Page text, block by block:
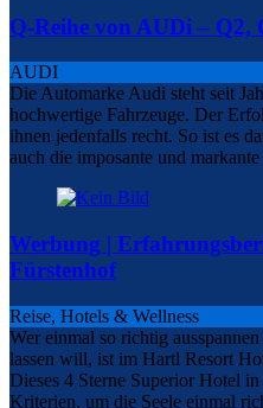
Q-Reihe von AUDi – Q2,
AUDI
Die Automarke Audi steht seit
hochwertige Fahrzeuge. Der
ihnen jedenfalls recht. So ist es
auch die imposante und
Werbung |
Fürstenhof
Reise, Hotels & Wellness
Wer einmal so richtig
lassen will, ist im Hartl Resort
Dieses 4 Sterne Superior Hotel
Kriterien, um die Seele einmal